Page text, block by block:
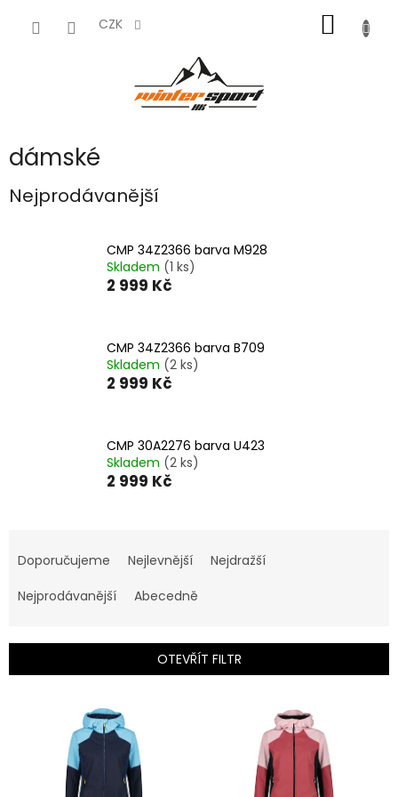
CZK
KOŠÍK
dámské
Nejprodávanější
CMP 34Z2366 barva M928
Skladem (1 ks)
2 999 Kč
CMP 34Z2366 barva B709
Skladem (2 ks)
2 999 Kč
CMP 30A2276 barva U423
Skladem (2 ks)
2 999 Kč
a
e
í
r
Doporučujeme Nejlevnější
Nejdražší
Nejprodávanější
Abecedně
OTEVŘÍT FILTR